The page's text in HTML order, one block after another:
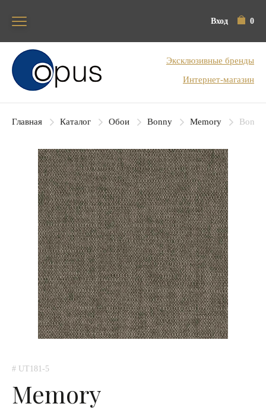
Вход 0
Блок поиска
Эксклюзивные бренды
Интернет-магазин
Главная Каталог Обои Bonny Memory
# UT181-5
Memory